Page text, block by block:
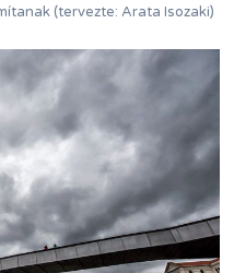
(tervezte: Arata Isozaki)